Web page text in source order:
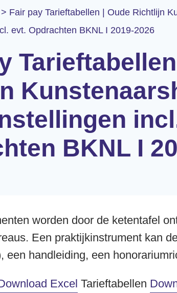
> Fair pay Tarieftabellen | Oude Richtlijn
evt. Opdrachten BKNL I 2019-2026
BKNL I
worden door de ketentafel
Een praktijkinstrument kan
een handleiding, een
Excel Tarieftabellen